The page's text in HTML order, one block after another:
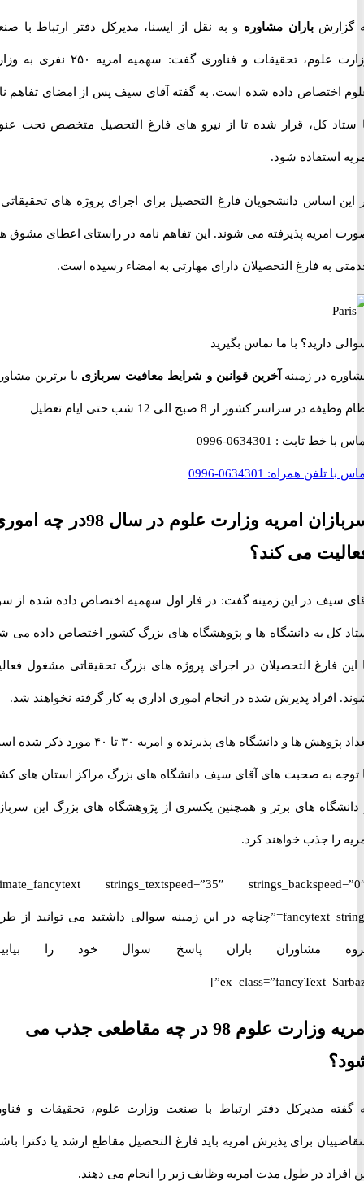
باران مشاورهو به نقل از ایسنا، مدیرکل دفتر ارتباط با صنعت
وزارت علوم، تحقیقات و فناوری گفت: سهمیه امریه ۲۵۰ نفری به وزارت
داده شده است. به گفته آقای سیف پس از امضای تفاهم نامه
کل، قرار شده تا از نیرو های فارغ التحصیل متخصص تحت عنوان
استفاده شود.
اساس دانشجویان فارغ التحصیل برای اجرای پروژه های تحقیقاتی به
پذیرفته می شوند. این تفاهم نامه در راستای اعطای مشوق های
به فارغ التحصیلان دارای مهارتی به امضاء رسیده است.
دارید؟ با ما تماس بگیرید
در زمینهآخرین قوانین و شرایط معافیت سربازیبا برترین مشاوران
در سراسر کشور از 8 صبح الی 12 شب حتی ایام تعطیل
با خط ثابت :0634301-0996
تلفن همراه:0634301-0996
سربازان امریه وزارت علوم در سال 98در چه اموری
می کند؟
در این زمینه گفت: در فاز اول سهمیه اختصاص داده شده از سوی
به دانشگاه ها و پژوهشگاه های بزرگ کشور اختصاص داده می شود
فارغ التحصیلان در اجرای پروژه های بزرگ تحقیقاتی مشغول فعالیت
پذیرش شده در انجام اموری اداری به کار گرفته نخواهند شد.
تعداد پژوهش ها و دانشگاه های پذیرنده و امریه ۳۰ تا ۴۰ مورد ذکر شده است.
به صحبت های آقای سیف دانشگاه های بزرگ مراکز استان های کشور
های برتر و همچنین یکسری از پژوهشگاه های بزرگ این سربازان
را جذب خواهند کرد.
[ultimate_fancytext strings_textspeed=”35″
fancytext_strings=”چناچه در این زمینه سوالی داشتید می توانید از طریق
مشاوران باران پاسخ سوال خود را بیابید.”
امریه وزارت علوم 98 در چه مقاطعی جذب می
مدیرکل دفتر ارتباط با صنعت وزارت علوم، تحقیقات و فناوری
برای پذیرش امریه باید فارغ التحصیل مقاطع ارشد یا دکترا باشند.
در طول مدت امریه وظایف زیر را انجام می دهند.